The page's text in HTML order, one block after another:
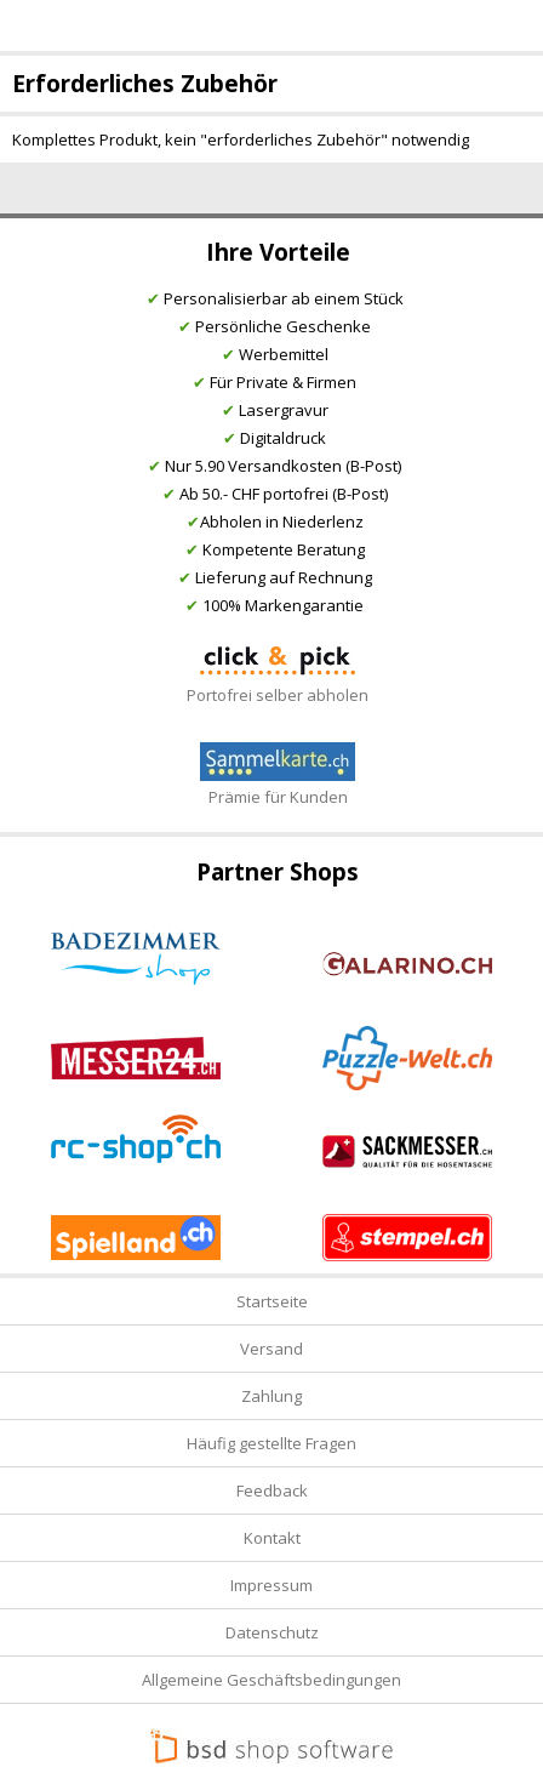
Ihre Vorteile
✔ Personalisierbar ab einem Stück
✔ Persönliche Geschenke
✔ Werbemittel
✔ Für Private & Firmen
✔ Lasergravur
✔ Digitaldruck
✔ Nur 5.90 Versandkosten (B-Post)
✔ Ab 50.- CHF portofrei (B-Post)
✔Abholen in Niederlenz
✔ Kompetente Beratung
✔ Lieferung auf Rechnung
✔ 100% Markengarantie
Portofrei selber abholen
Prämie für Kunden
Erforderliches Zubehör
Komplettes Produkt, kein "erforderliches Zubehör" notwendig
Partner Shops
Startseite
Versand
Zahlung
Häufig gestellte Fragen
Feedback
Kontakt
Impressum
Datenschutz
Allgemeine Geschäftsbedingungen